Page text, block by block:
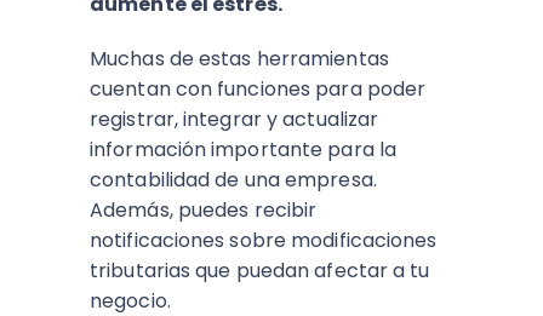
Muchas de estas herramientas
cuentan con funciones para poder
registrar, integrar y actualizar
información importante para la
contabilidad de una empresa.
Además, puedes recibir
notificaciones sobre modificaciones
tributarias que puedan afectar a tu
negocio.